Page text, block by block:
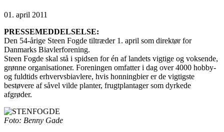
01. april 2011
PRESSEMEDDELSELSE:
Den 54-årige Steen Fogde tiltræder 1. april som direktør for
Danmarks Biavlerforening.
Steen Fogde skal stå i spidsen for én af landets vigtige og voksende,
grønne organisationer. Foreningen omfatter i dag over 4000 hobby-
og fuldtids erhvervsbiavlere, hvis honningbier er de vigtigste
bestøvere af såvel vilde planter, frugtplantager som dyrkede
afgrøder.
Foto: Benny Gade